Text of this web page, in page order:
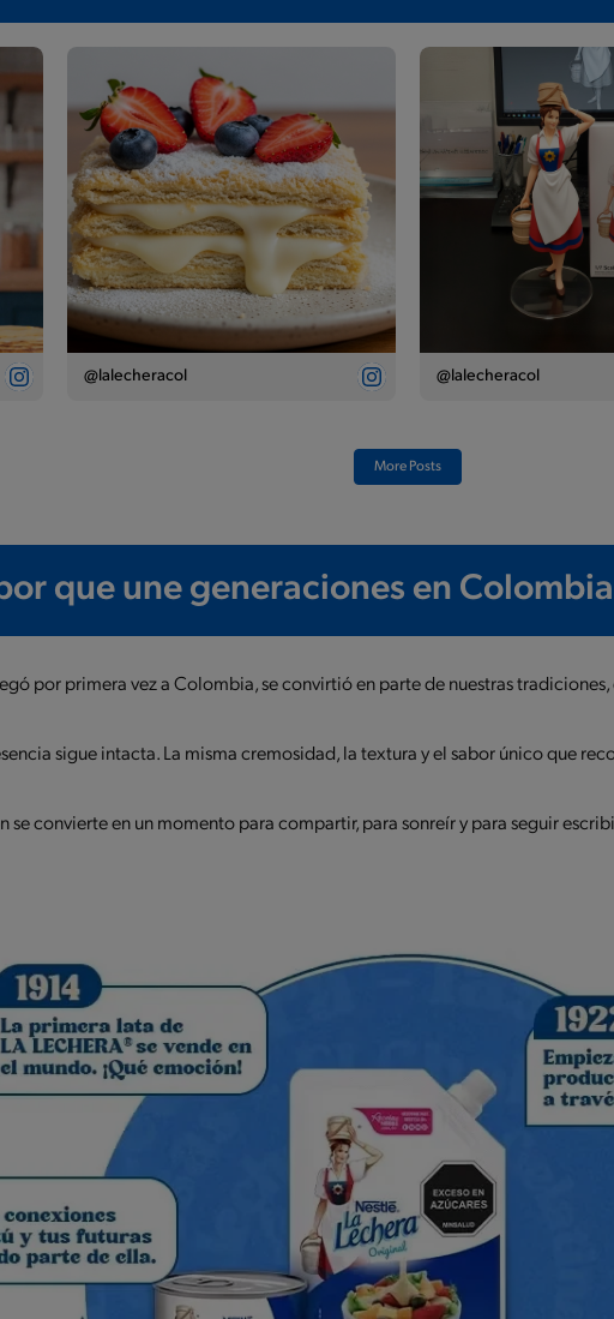
@lalecheracol @lalecheracol
More Posts
que une generaciones en Colombia
por primera vez a Colombia, se convirtió en parte de nuestras
sigue intacta. La misma cremosidad, la textura y el sabor único que
se convierte en un momento para compartir, para sonreír y para seguir